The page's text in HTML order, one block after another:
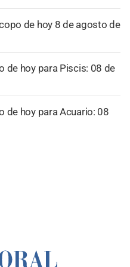
de hoy 8 de agosto de
de hoy para Piscis: 08 de
de hoy para Acuario: 08